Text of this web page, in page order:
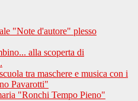
"Note d'autore" plesso
alla scoperta di
tra maschere e musica con i
Pavarotti"
"Ronchi Tempo Pieno"